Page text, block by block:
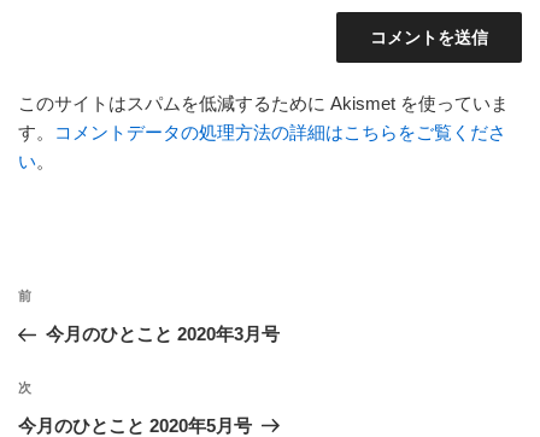
このサイトはスパムを低減するために Akismet を使っていま
す。
コメントデータの処理方法の詳細はこちらをご覧くださ
い。
投
ナ
ビ
ゲ
前
の
稿
前
今月のひとこと 2020年3月号
次
の
次
今月のひとこと 2020年5月号